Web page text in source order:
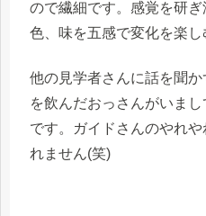
ので繊細です。感覚を研ぎ
色、味を五感で変化を楽し
他の見学者さんに話を聞
を飲んだおっさんがいま
です。ガイドさんのやれ
れません(笑)